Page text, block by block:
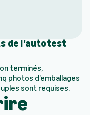
de l’autotest
terminés,
photos d’emballages
sont requises.